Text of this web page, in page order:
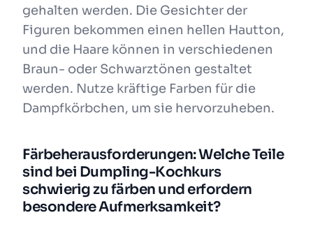
gehalten werden. Die Gesichter der
Figuren bekommen einen hellen Hautton,
und die Haare können in verschiedenen
Braun- oder Schwarztönen gestaltet
werden. Nutze kräftige Farben für die
Dampfkörbchen, um sie hervorzuheben.
Färbeherausforderungen: Welche Teile
sind bei Dumpling-Kochkurs
schwierig zu färben und erfordern
besondere Aufmerksamkeit?